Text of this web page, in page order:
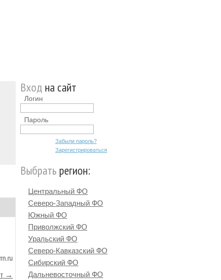
→
Вход на сайт
Логин
Пароль
Забыли пароль?
Зарегистрироваться
Выбрать регион:
Центральный ФО
Северо-Западный ФО
Южный ФО
Приволжский ФО
Уральский ФО
Северо-Кавказский ФО
Сибирский ФО
Дальневосточный ФО